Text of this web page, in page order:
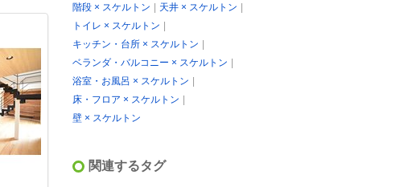
階段 × スケルトン
天井 × スケルトン
トイレ × スケルトン
キッチン・台所 × スケルトン
ベランダ・バルコニー × スケルトン
浴室・お風呂 × スケルトン
床・フロア × スケルトン
壁 × スケルトン
関連するタグ